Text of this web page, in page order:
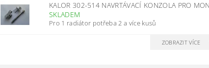
KALOR 302-514 NAVRTÁVACÍ KONZOLA PRO
SKLADEM
Pro 1 radiátor potřeba 2 a více kusů
ZOBRAZIT VÍCE